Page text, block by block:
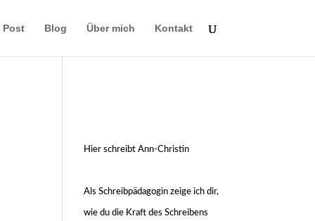
Post Blog Über mich Kontakt
Hier schreibt Ann-Christin
Als Schreibpädagogin zeige ich dir,
wie du die Kraft des Schreibens